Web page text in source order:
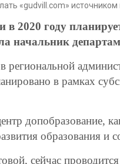
«gudvill.com» источником
в 2020 году
начальник
региональной
в рамках
допобразование,
образования
сейчас проводится